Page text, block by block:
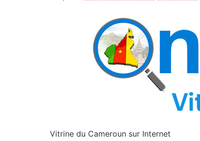
Vitrine du Cameroun sur Internet